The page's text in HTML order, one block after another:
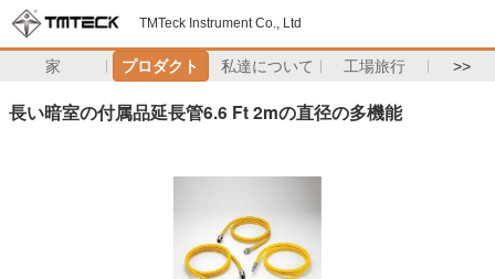
TMTeck Instrument Co., Ltd
家 プロダクト 私達について 工場旅行 >>
長い暗室の付属品延長管6.6 Ft 2mの直径の多機能